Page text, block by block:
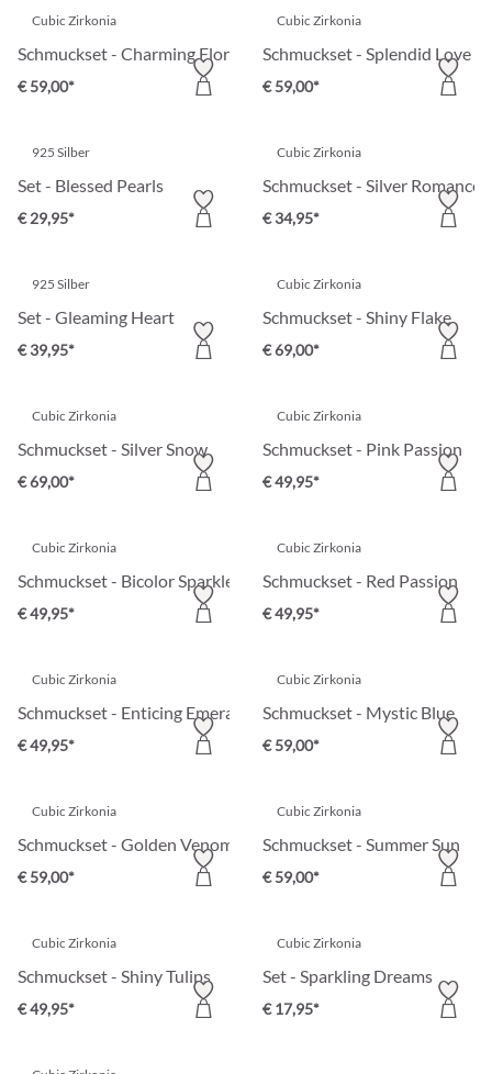
Cubic Zirkonia
Schmuckset - Charming Florals
€ 59,00*
Cubic Zirkonia
Schmuckset - Splendid Love
€ 59,00*
925 Silber
Set - Blessed Pearls
€ 29,95*
Cubic Zirkonia
Schmuckset - Silver Romance
€ 34,95*
925 Silber
Set - Gleaming Heart
€ 39,95*
Cubic Zirkonia
Schmuckset - Shiny Flake
€ 69,00*
Cubic Zirkonia
Schmuckset - Silver Snow
€ 69,00*
Cubic Zirkonia
Schmuckset - Pink Passion
€ 49,95*
Cubic Zirkonia
Schmuckset - Bicolor Sparkle
€ 49,95*
Cubic Zirkonia
Schmuckset - Red Passion
€ 49,95*
Cubic Zirkonia
Schmuckset - Enticing Emerald
€ 49,95*
Cubic Zirkonia
Schmuckset - Mystic Blue
€ 59,00*
Cubic Zirkonia
Schmuckset - Golden Venom
€ 59,00*
Cubic Zirkonia
Schmuckset - Summer Sun
€ 59,00*
Cubic Zirkonia
Schmuckset - Shiny Tulips
€ 49,95*
Cubic Zirkonia
Set - Sparkling Dreams
€ 17,95*